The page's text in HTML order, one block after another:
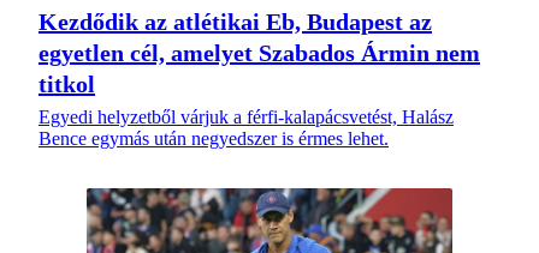
Kezdődik az atlétikai Eb, Budapest az
egyetlen cél, amelyet Szabados Ármin nem
titkol
Egyedi helyzetből várjuk a férfi-kalapácsvetést, Halász
Bence egymás után negyedszer is érmes lehet.